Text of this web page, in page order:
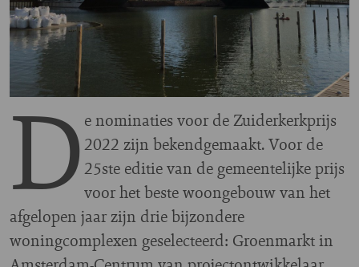
D e nominaties voor de Zuiderkerkprijs
2022 zijn bekendgemaakt. Voor de
25ste editie van de gemeentelijke prijs
voor het beste woongebouw van het
afgelopen jaar zijn drie bijzondere
woningcomplexen geselecteerd: Groenmarkt in